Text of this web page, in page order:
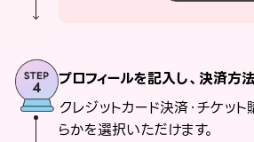
プロフィールを記入し、決済方
クレジットカード決済・チケッ
らかを選択いただけます。